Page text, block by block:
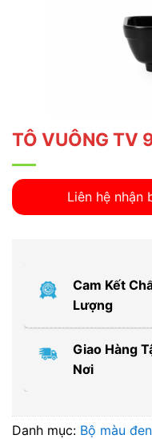
TÔ VUÔNG TV
Liên hệ nhận
Cam Kết
Lượng
Giao Hàng
Nơi
Danh mục: Bộ màu đen